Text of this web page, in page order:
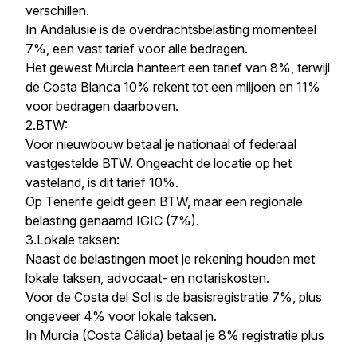
verschillen.
In Andalusië is de overdrachtsbelasting momenteel
7%, een vast tarief voor alle bedragen.
Het gewest Murcia hanteert een tarief van 8%, terwijl
de Costa Blanca 10% rekent tot een miljoen en 11%
voor bedragen daarboven.
2.BTW:
Voor nieuwbouw betaal je nationaal of federaal
vastgestelde BTW. Ongeacht de locatie op het
vasteland, is dit tarief 10%.
Op Tenerife geldt geen BTW, maar een regionale
belasting genaamd IGIC (7%).
3.Lokale taksen:
Naast de belastingen moet je rekening houden met
lokale taksen, advocaat- en notariskosten.
Voor de Costa del Sol is de basisregistratie 7%, plus
ongeveer 4% voor lokale taksen.
In Murcia (Costa Cálida) betaal je 8% registratie plus